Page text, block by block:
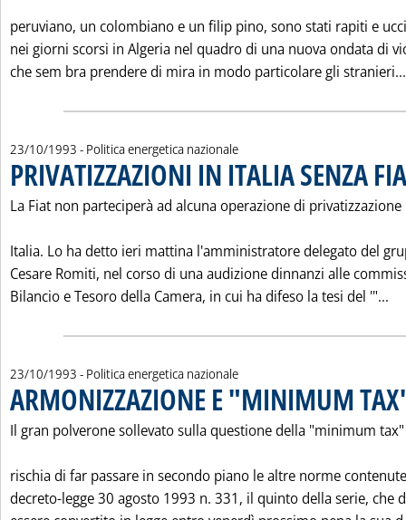
peruviano, un colombiano e un filip pino, sono stati rapiti e
nei giorni scorsi in Algeria nel quadro di una nuova ondata di
che sem bra prendere di mira in modo particolare gli stranieri...
23/10/1993 - Politica energetica nazionale
PRIVATIZZAZIONI IN ITALIA SENZA
La Fiat non parteciperà ad alcuna operazione di privatizzazione
Italia. Lo ha detto ieri mattina l'amministratore delegato del
Cesare Romiti, nel corso di una audizione dinnanzi alle
Bilancio e Tesoro della Camera, in cui ha difeso la tesi del '"...
23/10/1993 - Politica energetica nazionale
ARMONIZZAZIONE E "MINIMUM
Il gran polverone sollevato sulla questione della "minimum tax"
rischia di far passare in secondo piano le altre norme
decreto-legge 30 agosto 1993 n. 331, il quinto della serie, che